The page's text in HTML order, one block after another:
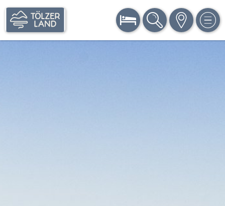
BUCHEN SUCHE KARTE MENÜ